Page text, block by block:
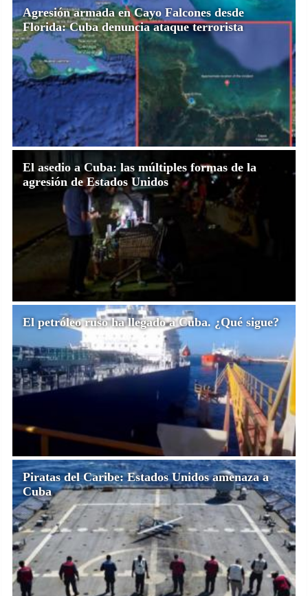
Agresión armada en Cayo Falcones desde
Florida: Cuba denuncia ataque terrorista
El asedio a Cuba: las múltiples formas de la
agresión de Estados Unidos
El petróleo ruso ha llegado a Cuba. ¿Qué sigue?
Piratas del Caribe: Estados Unidos amenaza a
Cuba